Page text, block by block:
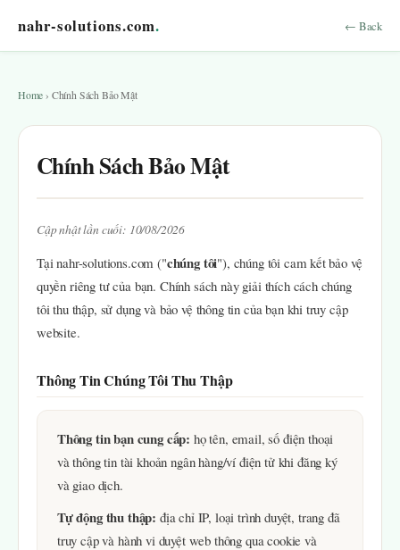
nahr-solutions.com. ← Back
Home › Chính Sách Bảo Mật
Chính Sách Bảo Mật
Cập nhật lần cuối: 10/08/2026
Tại nahr-solutions.com ("chúng tôi"), chúng tôi cam kết bảo vệ
quyền riêng tư của bạn. Chính sách này giải thích cách chúng
tôi thu thập, sử dụng và bảo vệ thông tin của bạn khi truy cập
website.
Thông Tin Chúng Tôi Thu Thập
Thông tin bạn cung cấp: họ tên, email, số điện thoại
và thông tin tài khoản ngân hàng/ví điện tử khi đăng ký
và giao dịch.
Tự động thu thập: địa chỉ IP, loại trình duyệt, trang đã
truy cập và hành vi duyệt web thông qua cookie và